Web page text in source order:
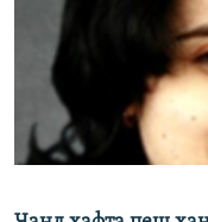
ГУЗОРИШҲОИ РАДИОӢ
Русский
ПАЙГИРӢ КУНЕД